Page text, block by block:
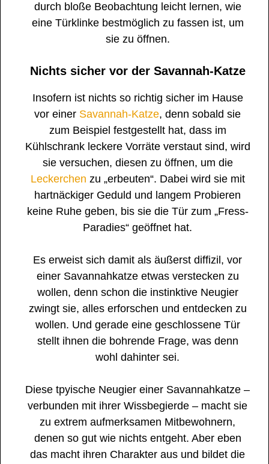
durch bloße Beobachtung leicht lernen, wie
eine Türklinke bestmöglich zu fassen ist, um
sie zu öffnen.
Nichts sicher vor der Savannah-Katze
Insofern ist nichts so richtig sicher im Hause
vor einer Savannah-Katze, denn sobald sie
zum Beispiel festgestellt hat, dass im
Kühlschrank leckere Vorräte verstaut sind, wird
sie versuchen, diesen zu öffnen, um die
Leckerchen zu „erbeuten“. Dabei wird sie mit
hartnäckiger Geduld und langem Probieren
keine Ruhe geben, bis sie die Tür zum „Fress-
Paradies“ geöffnet hat.
Es erweist sich damit als äußerst diffizil, vor
einer Savannahkatze etwas verstecken zu
wollen, denn schon die instinktive Neugier
zwingt sie, alles erforschen und entdecken zu
wollen. Und gerade eine geschlossene Tür
stellt ihnen die bohrende Frage, was denn
wohl dahinter sei.
Diese tpyische Neugier einer Savannahkatze –
verbunden mit ihrer Wissbegierde – macht sie
zu extrem aufmerksamen Mitbewohnern,
denen so gut wie nichts entgeht. Aber eben
das macht ihren Charakter aus und bildet die